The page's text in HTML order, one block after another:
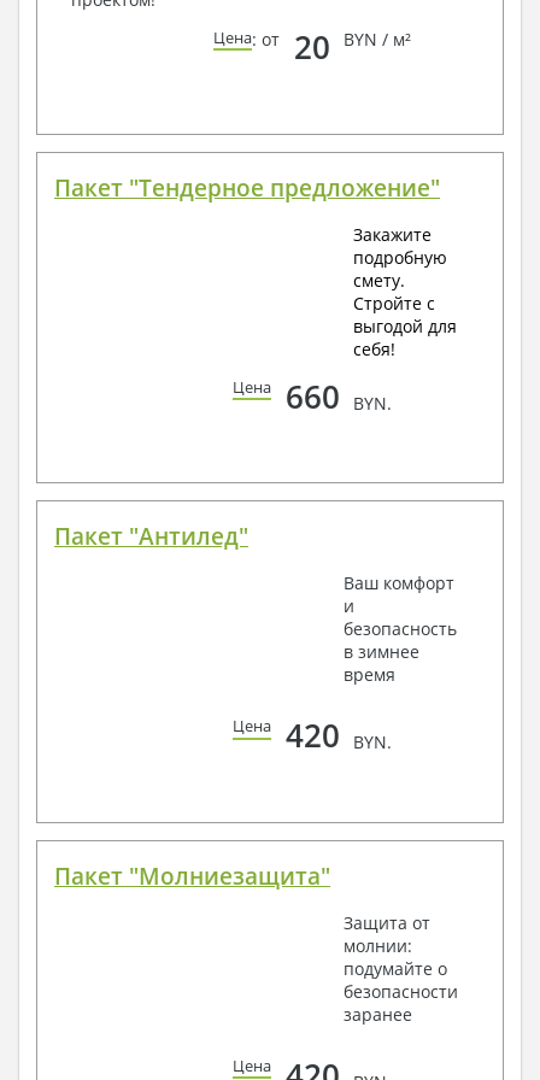
Цена: от 20 BYN / м²
Пакет "Тендерное предложение"
Закажите
подробную
смету.
Стройте с
выгодой для
себя!
Цена 660 BYN.
Пакет "Антилед"
Ваш комфорт
и
безопасность
в зимнее
время
Цена 420 BYN.
Пакет "Молниезащита"
Защита от
молнии:
подумайте о
безопасности
заранее
Цена